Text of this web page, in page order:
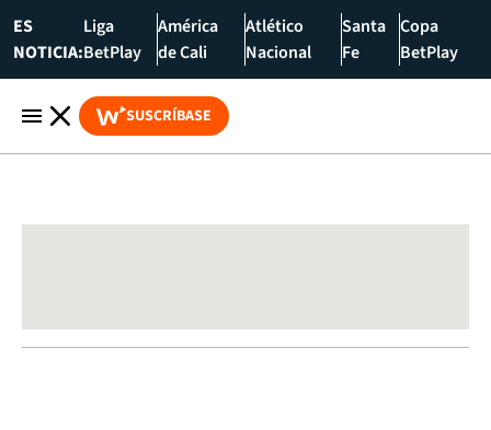
ES
NOTICIA:
Liga
BetPlay
América
de Cali
Atlético
Nacional
Santa
Fe
Copa
BetPlay
SUSCRÍBASE